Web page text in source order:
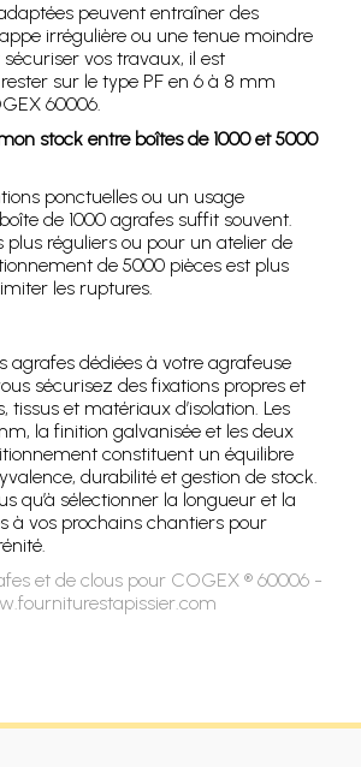
peuvent entraîner des
irrégulière ou une tenue moindre
sécuriser vos travaux, il est
sur le type PF en 6 à 8 mm
60006.
stock entre boîtes de 1000 et 5000
ponctuelles ou un usage
de 1000 agrafes suffit souvent.
plus réguliers ou pour un atelier de
de 5000 pièces est plus
les ruptures.
agrafes dédiées à votre agrafeuse
sécurisez des fixations propres et
tissus et matériaux d’isolation. Les
la finition galvanisée et les deux
constituent un équilibre
durabilité et gestion de stock.
qu’à sélectionner la longueur et la
à vos prochains chantiers pour
et de clous pour COGEX ® 60006 -